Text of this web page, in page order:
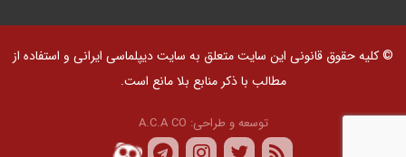
© کلیه حقوق قانونی این سایت متعلق به سایت دیپلماسی ایرانی و استفاده از
مطالب با ذکر منابع بلا مانع است.
توسعه و طراحی: A.C.A CO